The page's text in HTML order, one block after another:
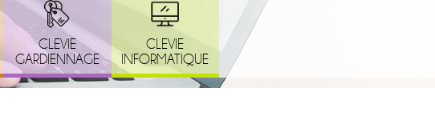
CLEVIE
GARDIENNAGE
CLEVIE
INFORMATIQUE